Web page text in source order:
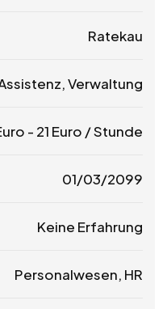
Ratekau
Verwaltung
- 21 Euro / Stunde
01/03/2099
Keine Erfahrung
Personalwesen, HR